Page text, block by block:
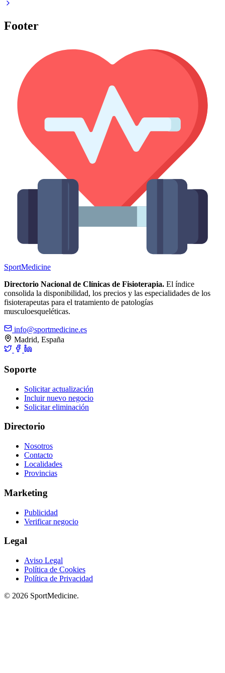
Footer
SportMedicine
Directorio Nacional de Clínicas de Fisioterapia. El índice
consolida la disponibilidad, los precios y las especialidades de los
fisioterapeutas para el tratamiento de patologías
musculoesqueléticas.
info@sportmedicine.es
Madrid, España
Soporte
Solicitar actualización
Incluir nuevo negocio
Solicitar eliminación
Directorio
Nosotros
Contacto
Localidades
Provincias
Marketing
Publicidad
Verificar negocio
Legal
Aviso Legal
Política de Cookies
Política de Privacidad
© 2026 SportMedicine.